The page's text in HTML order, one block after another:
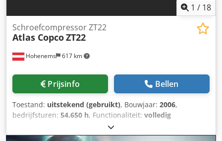
1 / 18
Hohenems 617 km
Schroefcompressor ZT22
Atlas CopcoZT22
Prijsinfo Bellen
Toestand: uitstekend (gebruikt), Bouwjaar: 2006,
bedrijfsturen: 54.650 h, Functionaliteit: volledig
, Olievrije schroefcompressor Atlas Copco ZT22
22 kW 10 bar 2,72 m3/min Codoyzm D Sepfx Aa Tjrf